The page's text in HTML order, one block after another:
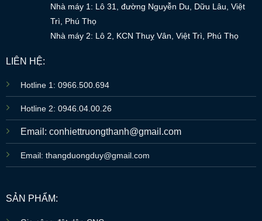
Nhà máy 1: Lô 31, đường Nguyễn Du, Dữu Lâu, Việt
Trì, Phú Thọ
Nhà máy 2: Lô 2, KCN Thuỵ Vân, Việt Trì, Phú Thọ
LIÊN HỆ:
Hotline 1: 0966.500.694
Hotline 2: 0946.04.00.26
Email: conhiettruongthanh@gmail.com
Email: thangduongduy@gmail.com
SẢN PHẨM: